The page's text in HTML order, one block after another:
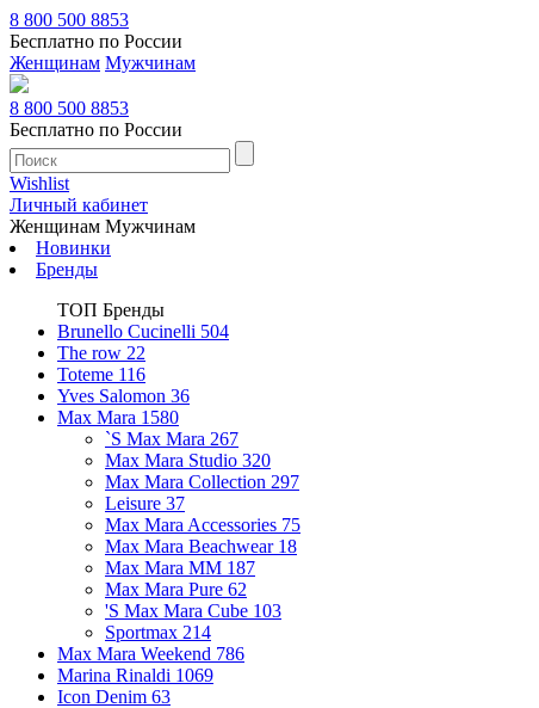
8 800 500 8853
Бесплатно по России
Женщинам Мужчинам
8 800 500 8853
Бесплатно по России
Wishlist
Личный кабинет
Женщинам Мужчинам
Новинки
Бренды
ТОП Бренды
Brunello Cucinelli 504
The row 22
Toteme 116
Yves Salomon 36
Max Mara 1580
`S Max Mara 267
Max Mara Studio 320
Max Mara Collection 297
Leisure 37
Max Mara Accessories 75
Max Mara Beachwear 18
Max Mara MM 187
Max Mara Pure 62
'S Max Mara Cube 103
Sportmax 214
Max Mara Weekend 786
Marina Rinaldi 1069
Icon Denim 63